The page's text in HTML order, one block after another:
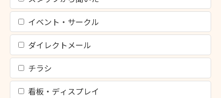
イベント・サークル
ダイレクトメール
チラシ
看板・ディスプレイ